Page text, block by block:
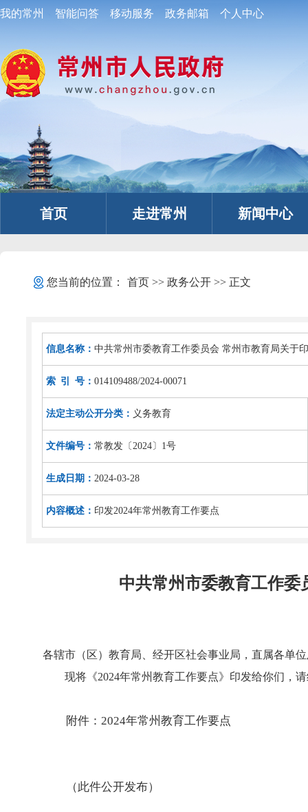
我的常州 智能问答 移动服务 政务邮箱 个人中心
首页 走进常州 新闻中心
您当前的位置： 首页>> 政务公开>> 正文
信息名称： 中共常州市委教育工作委员会 常州市教育局关于
索 引 号： 014109488/2024-00071
法定主动公开分类： 义务教育
文件编号： 常教发〔2024〕1号
生成日期： 2024-03-28
内容概述： 印发2024年常州教育工作要点
中共常州市委教育工作委
各辖市（区）教育局、经开区社会事业局，直属各单
现将《2024年常州教育工作要点》印发给你们，请
附件：2024年常州教育工作要点
（此件公开发布）